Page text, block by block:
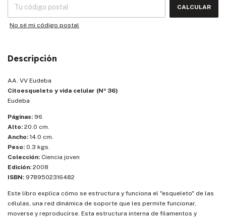
CALCULAR
No sé mi código postal
Descripción
AA. VV Eudeba
Citoesqueleto y vida celular (Nº 36)
Eudeba
Páginas: 96
Alto: 20.0 cm.
Ancho: 14.0 cm.
Peso: 0.3 kgs.
Colección: Ciencia joven
Edición: 2008
ISBN: 9789502316482
Este libro explica cómo se estructura y funciona el "esqueleto" de las
células, una red dinámica de soporte que les permite funcionar,
moverse y reproducirse. Esta estructura interna de filamentos y